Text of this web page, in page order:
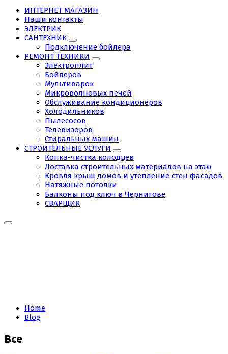
ИНТЕРНЕТ МАГАЗИН
Наши контакты
ЭЛЕКТРИК
САНТЕХНИК
Подключение бойлера
РЕМОНТ ТЕХНИКИ
Электроплит
Бойлеров
Мультиварок
Микроволновых печей
Обслуживание кондиционеров
Холодильников
Пылесосов
Телевизоров
Стиральных машин
СТРОИТЕЛЬНЫЕ УСЛУГИ
Копка-чистка колодцев
Доставка строительных материалов на этаж
Кровля крыш домов и утепление стен фасадов
Натяжные потолки
Балконы под ключ в Чернигове
СВАРЩИК
Home
Blog
Все